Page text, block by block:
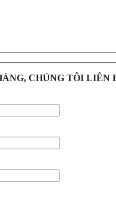
CHÚNG TÔI LIÊN